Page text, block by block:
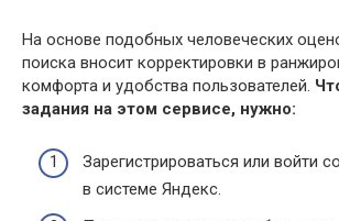
На основе подобных человеческих
поиска вносит корректировки в
комфорта и удобства пользователей.
задания на этом сервисе, нужно:
Зарегистрироваться или войти
в системе Яндекс.